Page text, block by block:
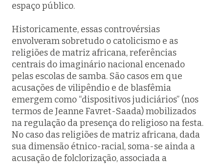
espaço público.
Historicamente, essas controvérsias
envolveram sobretudo o catolicismo e as
religiões de matriz africana, referências
centrais do imaginário nacional encenado
pelas escolas de samba. São casos em que
acusações de vilipêndio e de blasfêmia
emergem como “dispositivos judiciários” (nos
termos de Jeanne Favret-Saada) mobilizados
na regulação da presença do religioso na festa.
No caso das religiões de matriz africana, dada
sua dimensão étnico-racial, soma-se ainda a
acusação de folclorização, associada a